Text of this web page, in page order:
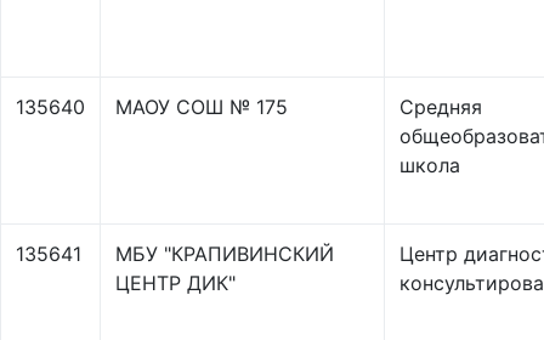
135640 МАОУ СОШ № 175
Средняя
школа
135641
МБУ "КРАПИВИНСКИЙ
ЦЕНТР ДИК"
Центр